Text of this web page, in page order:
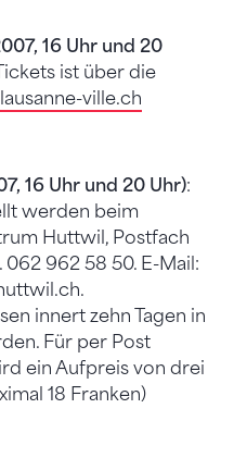
16 Uhr und 20
ist über die
ville.ch
16 Uhr und 20 Uhr):
werden beim
Huttwil, Postfach
062 962 58 50. E-Mail:
innert zehn Tagen in
Für per Post
ein Aufpreis von drei
18 Franken)